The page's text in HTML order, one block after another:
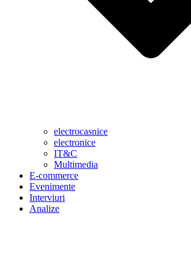
electrocasnice
electronice
IT&C
Multimedia
E-commerce
Evenimente
Interviuri
Analize